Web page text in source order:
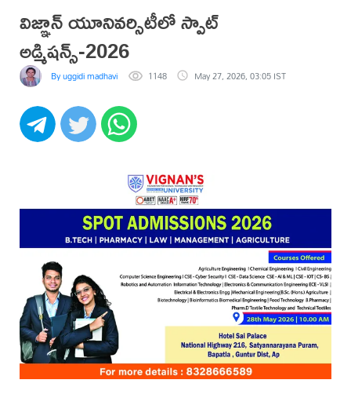
విజ్ఞాన్ యూనివర్సిటీలో స్పాట్
అడ్మిషన్స్-2026
By uggidi madhavi 1148 May 27, 2026, 03:05 IST